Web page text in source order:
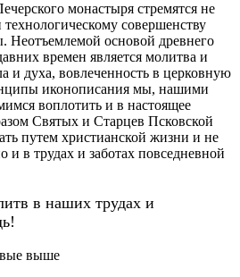
монастыря стремятся не
технологическому совершенству
Неотъемлемой основой древнего
времен является молитва и
и духа, вовлеченность в церковную
иконописания мы, нашими
воплотить и в настоящее
Святых и Старцев Псковской
путем христианской жизни и не
и в трудах и заботах повседневной
в наших трудах и
выше